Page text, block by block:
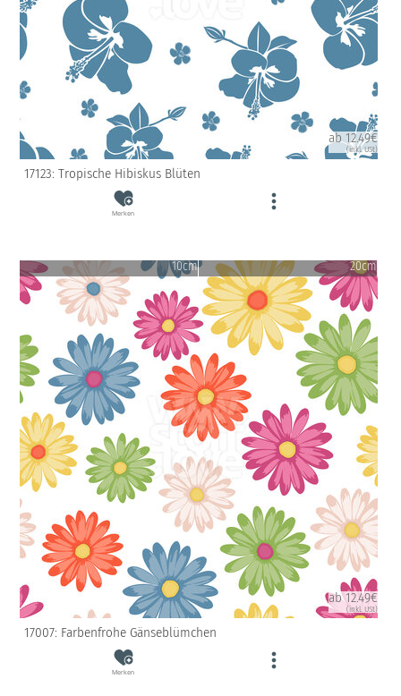
ab 12.49€
(inkl. USt)
17123: Tropische Hibiskus Blüten
Merken
10cm 20cm
ab 12.49€
(inkl. USt)
17007: Farbenfrohe Gänseblümchen
Merken